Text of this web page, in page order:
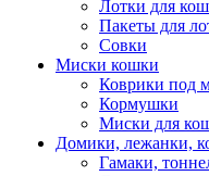
Лотки для
Пакеты для
Совки
Миски кошки
Коврики под
Кормушки
Миски для
Домики, лежанки,
Гамаки,